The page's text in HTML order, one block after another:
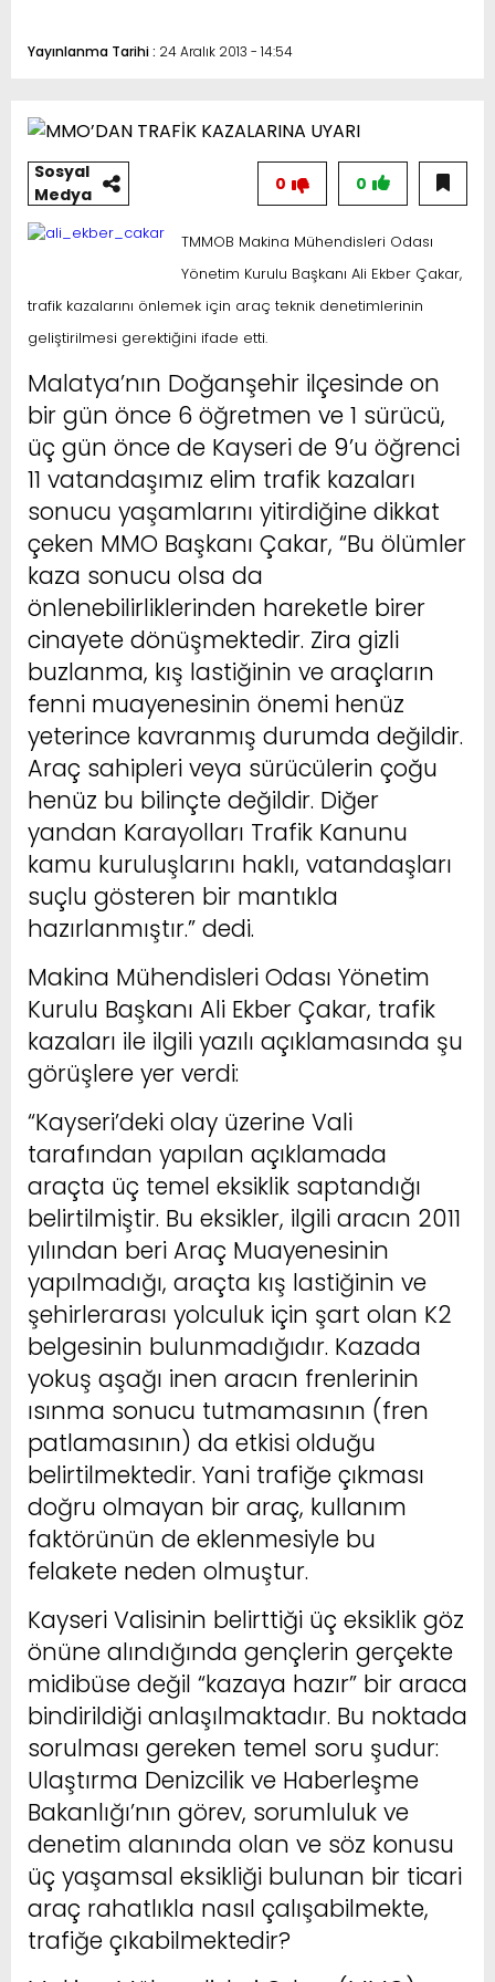
Yayınlanma Tarihi : 24 Aralık 2013 - 14:54
Sosyal
Medya
0
0
TMMOB Makina Mühendisleri Odası
Yönetim Kurulu Başkanı Ali Ekber Çakar,
trafik kazalarını önlemek için araç teknik denetimlerinin
geliştirilmesi gerektiğini ifade etti.
Malatya’nın Doğanşehir ilçesinde on
bir gün önce 6 öğretmen ve 1 sürücü,
üç gün önce de Kayseri de 9’u öğrenci
11 vatandaşımız elim trafik kazaları
sonucu yaşamlarını yitirdiğine dikkat
çeken MMO Başkanı Çakar, “Bu ölümler
kaza sonucu olsa da
önlenebilirliklerinden hareketle birer
cinayete dönüşmektedir. Zira gizli
buzlanma, kış lastiğinin ve araçların
fenni muayenesinin önemi henüz
yeterince kavranmış durumda değildir.
Araç sahipleri veya sürücülerin çoğu
henüz bu bilinçte değildir. Diğer
yandan Karayolları Trafik Kanunu
kamu kuruluşlarını haklı, vatandaşları
suçlu gösteren bir mantıkla
hazırlanmıştır.” dedi.
Makina Mühendisleri Odası Yönetim
Kurulu Başkanı Ali Ekber Çakar, trafik
kazaları ile ilgili yazılı açıklamasında şu
görüşlere yer verdi:
“Kayseri’deki olay üzerine Vali
tarafından yapılan açıklamada
araçta üç temel eksiklik saptandığı
belirtilmiştir. Bu eksikler, ilgili aracın 2011
yılından beri Araç Muayenesinin
yapılmadığı, araçta kış lastiğinin ve
şehirlerarası yolculuk için şart olan K2
belgesinin bulunmadığıdır. Kazada
yokuş aşağı inen aracın frenlerinin
ısınma sonucu tutmamasının (fren
patlamasının) da etkisi olduğu
belirtilmektedir. Yani trafiğe çıkması
doğru olmayan bir araç, kullanım
faktörünün de eklenmesiyle bu
felakete neden olmuştur.
Kayseri Valisinin belirttiği üç eksiklik göz
önüne alındığında gençlerin gerçekte
midibüse değil “kazaya hazır” bir araca
bindirildiği anlaşılmaktadır. Bu noktada
sorulması gereken temel soru şudur:
Ulaştırma Denizcilik ve Haberleşme
Bakanlığı’nın görev, sorumluluk ve
denetim alanında olan ve söz konusu
üç yaşamsal eksikliği bulunan bir ticari
araç rahatlıkla nasıl çalışabilmekte,
trafiğe çıkabilmektedir?